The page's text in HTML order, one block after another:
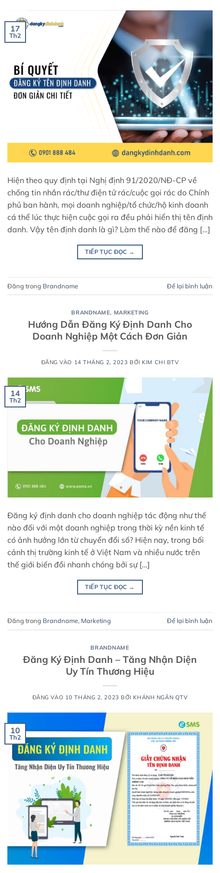
17
Th2
Hiện theo quy định tại Nghị định 91/2020/NĐ-CP về
chống tin nhắn rác/thư điện tử rác/cuộc gọi rác do Chính
phủ ban hành, mọi doanh nghiệp/tổ chức/hộ kinh doanh
cá thể lúc thực hiện cuộc gọi ra đều phải hiển thị tên định
danh. Vậy tên định danh là gì? Làm thế nào để đăng […]
TIẾP TỤC ĐỌC →
Đăng trong Brandname Để lại bình luận
BRANDNAME, MARKETING
Hướng Dẫn Đăng Ký Định Danh Cho
Doanh Nghiệp Một Cách Đơn Giản
ĐĂNG VÀO 14 THÁNG 2, 2023 BỞI KIM CHI BTV
14
Th2
Đăng ký định danh cho doanh nghiệp tác động như thế
nào đối với một doanh nghiệp trong thời kỳ nền kinh tế
có ảnh hưởng lớn từ chuyển đổi số? Hiện nay, trong bối
cảnh thị trường kinh tế ở Việt Nam và nhiều nước trên
thế giới biến đổi nhanh chóng bởi sự […]
TIẾP TỤC ĐỌC →
Đăng trong Brandname, Marketing Để lại bình luận
BRANDNAME
Đăng Ký Định Danh – Tăng Nhận Diện
Uy Tín Thương Hiệu
ĐĂNG VÀO 10 THÁNG 2, 2023 BỞI KHÁNH NGÂN QTV
10
Th2